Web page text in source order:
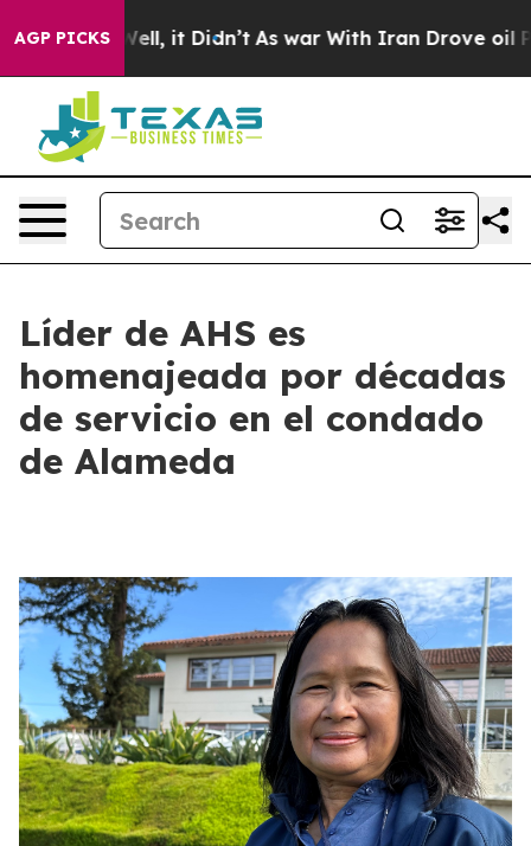
AGP PICKS
40%. Well, it Didn’t As war With Iran Drove oil
Líder de AHS es
homenajeada por décadas
de servicio en el condado
de Alameda